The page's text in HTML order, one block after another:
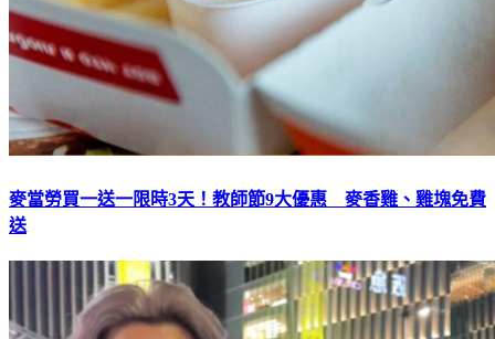
麥當勞買一送一限時3天！教師節9大優惠 麥香雞、雞塊免費
送